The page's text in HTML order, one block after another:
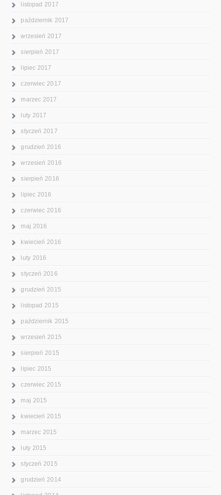
listopad 2017
październik 2017
wrzesień 2017
sierpień 2017
lipiec 2017
czerwiec 2017
marzec 2017
luty 2017
styczeń 2017
grudzień 2016
wrzesień 2016
sierpień 2016
lipiec 2016
czerwiec 2016
maj 2016
kwiecień 2016
luty 2016
styczeń 2016
grudzień 2015
listopad 2015
październik 2015
wrzesień 2015
sierpień 2015
lipiec 2015
czerwiec 2015
maj 2015
kwiecień 2015
marzec 2015
luty 2015
styczeń 2015
grudzień 2014